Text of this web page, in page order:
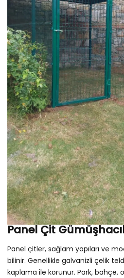
Panel Çit
Panel çitler, sağlam yapıları ve
bilinir. Genellikle galvanizli çelik
kaplama ile korunur. Park, bahçe,